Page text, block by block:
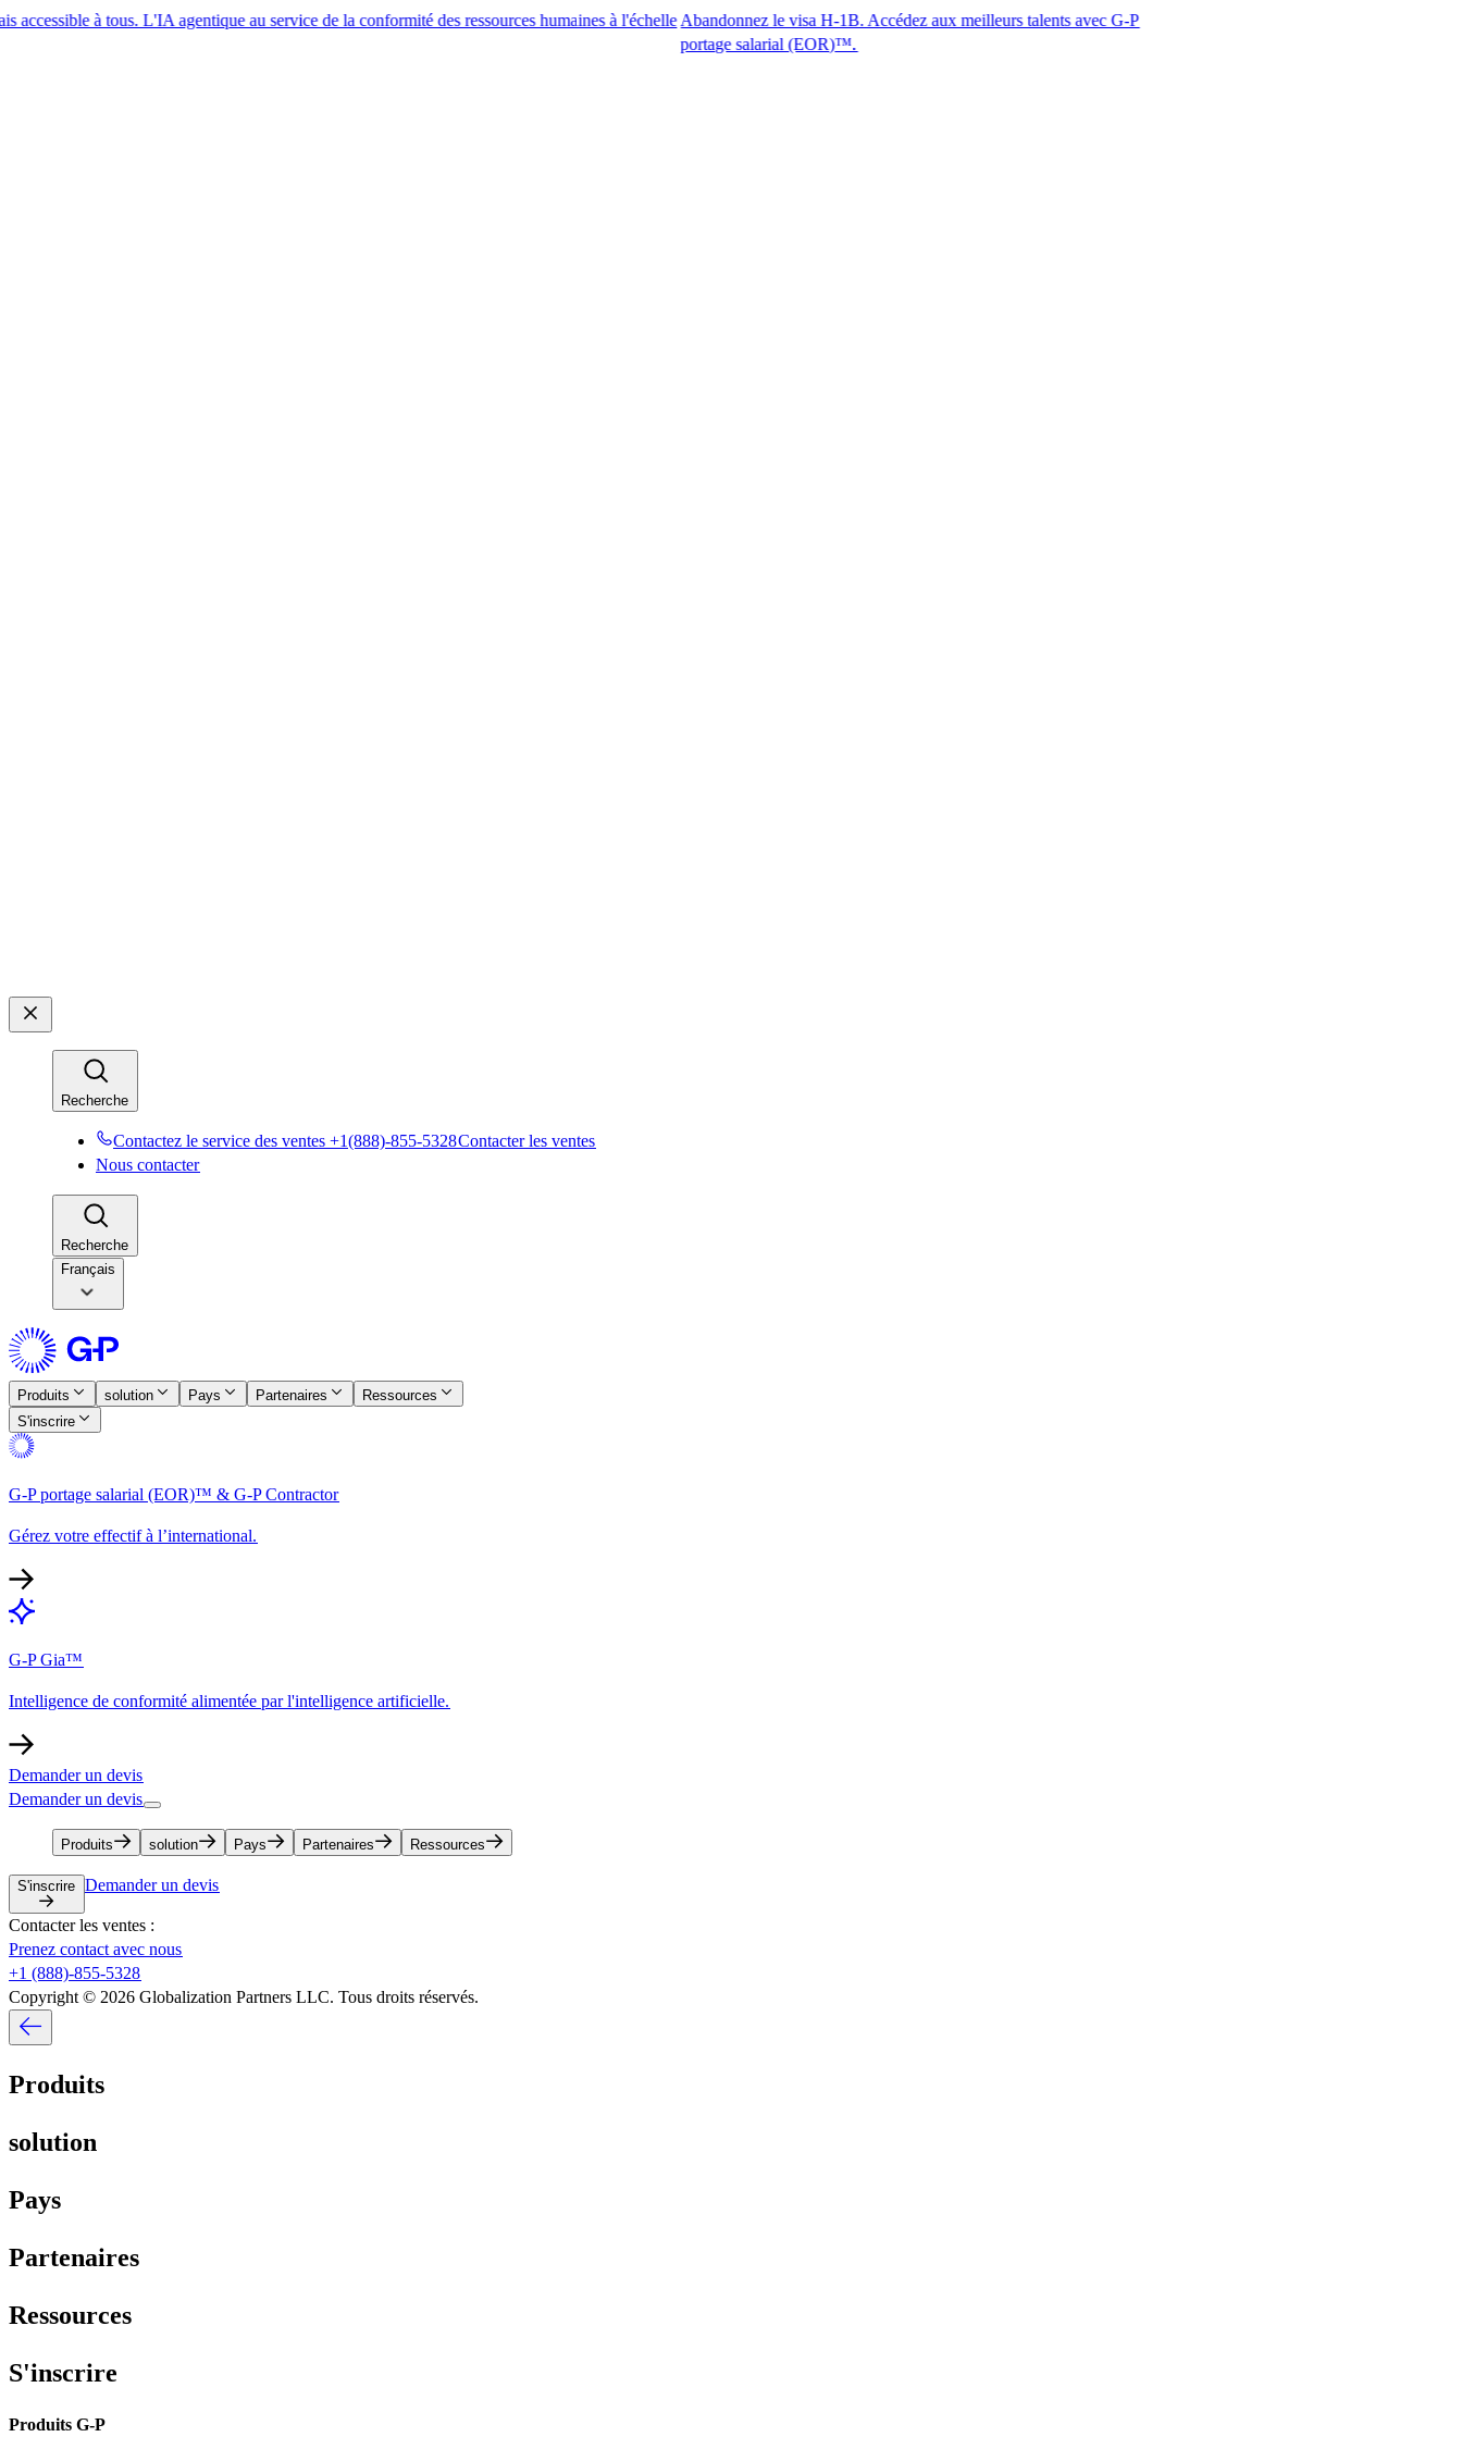
tous. L'IA agentique au service de la conformité des ressources humaines à l'échelle Abandonnez le visa H-1B. Accédez aux meilleurs talents avec G-P
portage salarial (EOR)™.​​
Recherche​​
Contactez le service des ventes +1(888)-855-5328​​Contacter les ventes​​
Nous contacter​​
Recherche​​
Français
Produits​​ solution​​ Pays​​ Partenaires​​
Ressources​​
S'inscrire​​
G-P portage salarial (EOR)™ & G-P Contractor​​
Gérez votre effectif à l’international.​​
G-P Gia™​​
Intelligence de conformité alimentée par l'intelligence artificielle.​​
Demander un devis​​
Demander un devis​​
Produits​​ solution​​ Pays​​ Partenaires​​ Ressources​​
S'inscrire​​ Demander un devis​​
Contacter les ventes :​​
Prenez contact avec nous​​
+1 (888)-855-5328​​
Copyright © 2026 Globalization Partners LLC. Tous droits réservés.​​
Produits​​
solution​​
Pays​​
Partenaires​​
Ressources​​
S'inscrire​​
Produits G-P​​